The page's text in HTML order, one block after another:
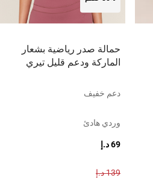
حمالة صدر رياضية بشعار
الماركة ودعم قليل تيري
دعم خفيف
وردي هادئ
69 د.إ
139 د.إ